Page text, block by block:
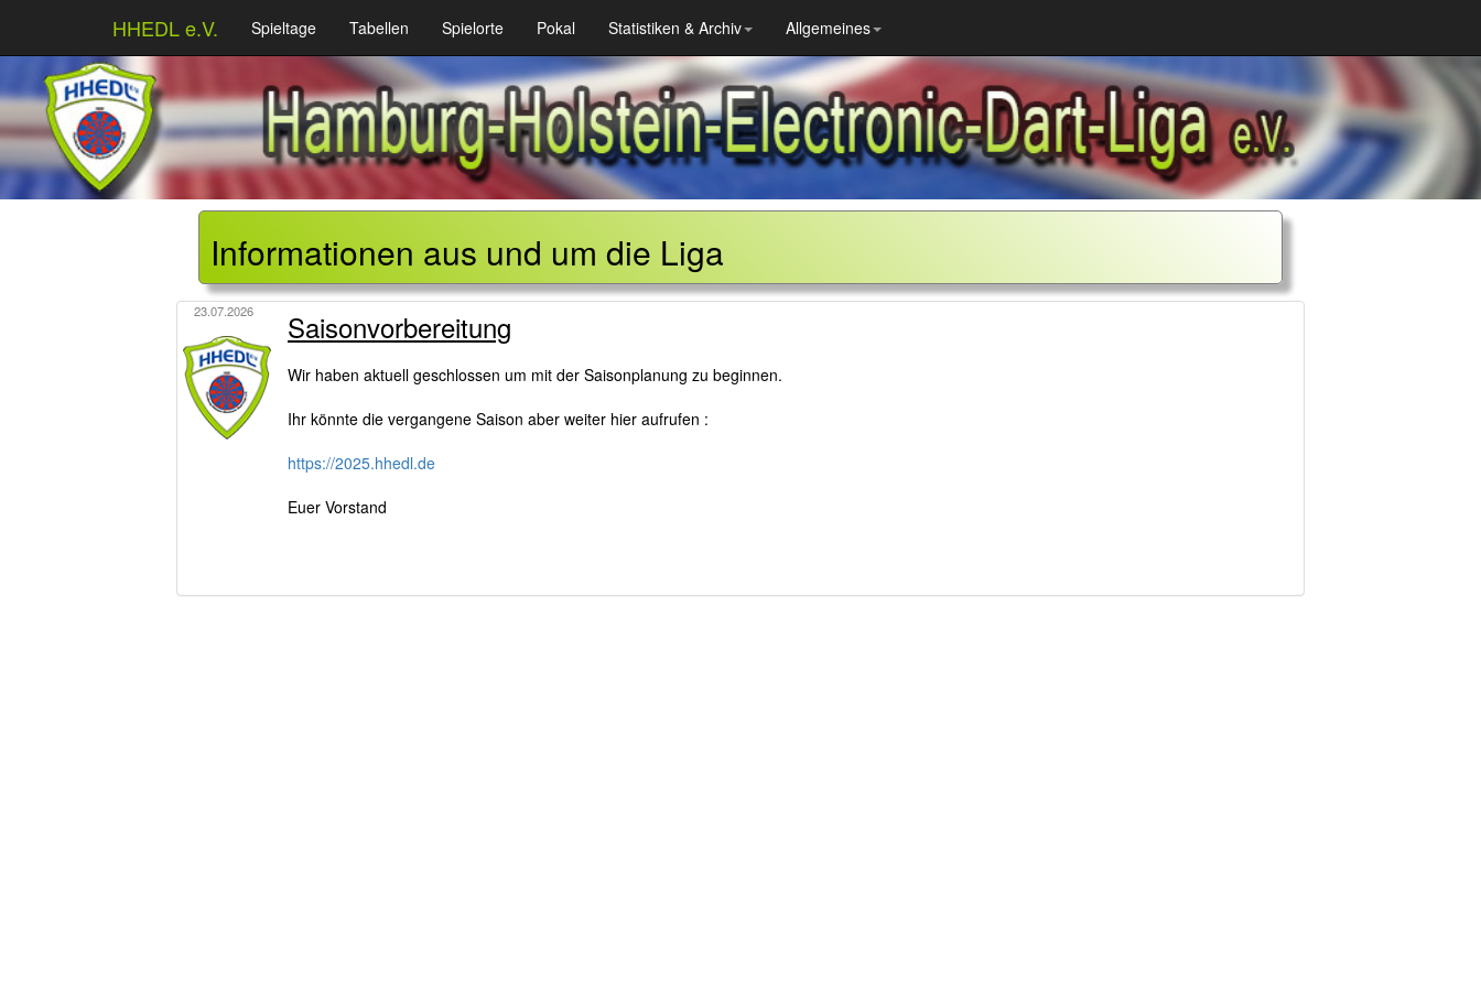
HHEDL e.V. Spieltage Tabellen Spielorte Pokal Statistiken & Archiv Allgemeines
Informationen aus und um die Liga
23.07.2026 Saisonvorbereitung
Wir haben aktuell geschlossen um mit der Saisonplanung zu beginnen.
Ihr könnte die vergangene Saison aber weiter hier aufrufen :
https://2025.hhedl.de
Euer Vorstand